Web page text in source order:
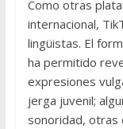
Como otras
internacional,
lingüistas. El
ha permitido
expresiones
jerga juvenil;
sonoridad, otras